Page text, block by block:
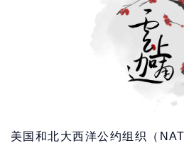
美国和北大西洋公约组织（